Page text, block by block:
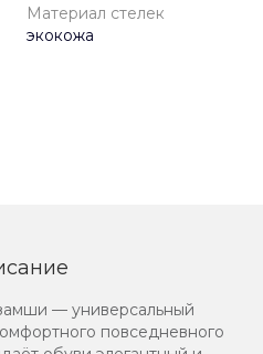
Материал стелек
экокожа
— универсальный
повседневного